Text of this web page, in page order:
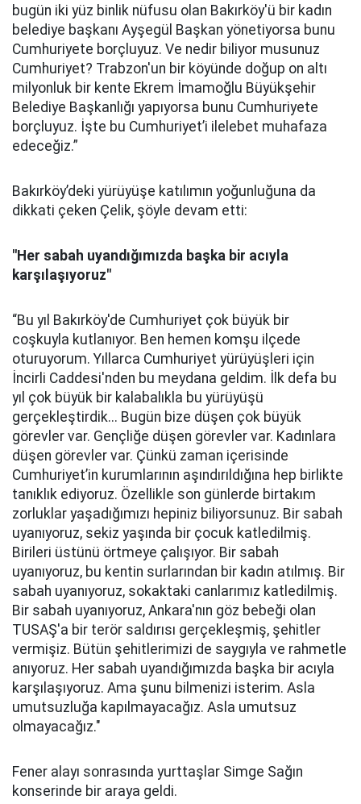
bugün iki yüz binlik nüfusu olan Bakırköy'ü bir kadın
belediye başkanı Ayşegül Başkan yönetiyorsa bunu
Cumhuriyete borçluyuz. Ve nedir biliyor musunuz
Cumhuriyet? Trabzon'un bir köyünde doğup on altı
milyonluk bir kente Ekrem İmamoğlu Büyükşehir
Belediye Başkanlığı yapıyorsa bunu Cumhuriyete
borçluyuz. İşte bu Cumhuriyet’i ilelebet muhafaza
edeceğiz.”
Bakırköy’deki yürüyüşe katılımın yoğunluğuna da
dikkati çeken Çelik, şöyle devam etti:
"Her sabah uyandığımızda başka bir acıyla
karşılaşıyoruz"
“Bu yıl Bakırköy'de Cumhuriyet çok büyük bir
coşkuyla kutlanıyor. Ben hemen komşu ilçede
oturuyorum. Yıllarca Cumhuriyet yürüyüşleri için
İncirli Caddesi'nden bu meydana geldim. İlk defa bu
yıl çok büyük bir kalabalıkla bu yürüyüşü
gerçekleştirdik... Bugün bize düşen çok büyük
görevler var. Gençliğe düşen görevler var. Kadınlara
düşen görevler var. Çünkü zaman içerisinde
Cumhuriyet’in kurumlarının aşındırıldığına hep birlikte
tanıklık ediyoruz. Özellikle son günlerde birtakım
zorluklar yaşadığımızı hepiniz biliyorsunuz. Bir sabah
uyanıyoruz, sekiz yaşında bir çocuk katledilmiş.
Birileri üstünü örtmeye çalışıyor. Bir sabah
uyanıyoruz, bu kentin surlarından bir kadın atılmış. Bir
sabah uyanıyoruz, sokaktaki canlarımız katledilmiş.
Bir sabah uyanıyoruz, Ankara'nın göz bebeği olan
TUSAŞ'a bir terör saldırısı gerçekleşmiş, şehitler
vermişiz. Bütün şehitlerimizi de saygıyla ve rahmetle
anıyoruz. Her sabah uyandığımızda başka bir acıyla
karşılaşıyoruz. Ama şunu bilmenizi isterim. Asla
umutsuzluğa kapılmayacağız. Asla umutsuz
olmayacağız."
Fener alayı sonrasında yurttaşlar Simge Sağın
konserinde bir araya geldi.